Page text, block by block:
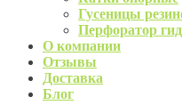
Гусеницы
Перфоратор
О компании
Отзывы
Доставка
Блог